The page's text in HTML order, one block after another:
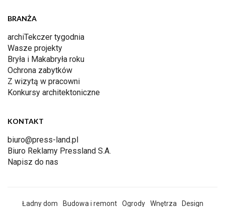
BRANŻA
archiTekczer tygodnia
Wasze projekty
Bryła i Makabryła roku
Ochrona zabytków
Z wizytą w pracowni
Konkursy architektoniczne
KONTAKT
biuro@press-land.pl
Biuro Reklamy Pressland S.A.
Napisz do nas
Ładny dom Budowa i remont Ogrody Wnętrza Design